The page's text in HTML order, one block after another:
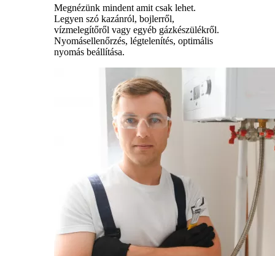
Megnézünk mindent amit csak lehet.
Legyen szó kazánról, bojlerről,
vízmelegítőről vagy egyéb gázkészülékről.
Nyomásellenőrzés, légtelenítés, optimális
nyomás beállítása.